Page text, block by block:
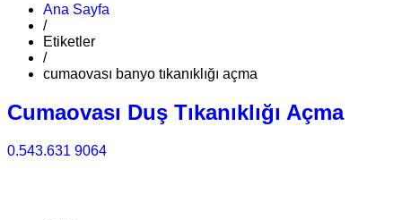
Ana Sayfa
/
Etiketler
/
cumaovası banyo tıkanıklığı açma
Cumaovası Duş Tıkanıklığı Açma
0.543.631 9064